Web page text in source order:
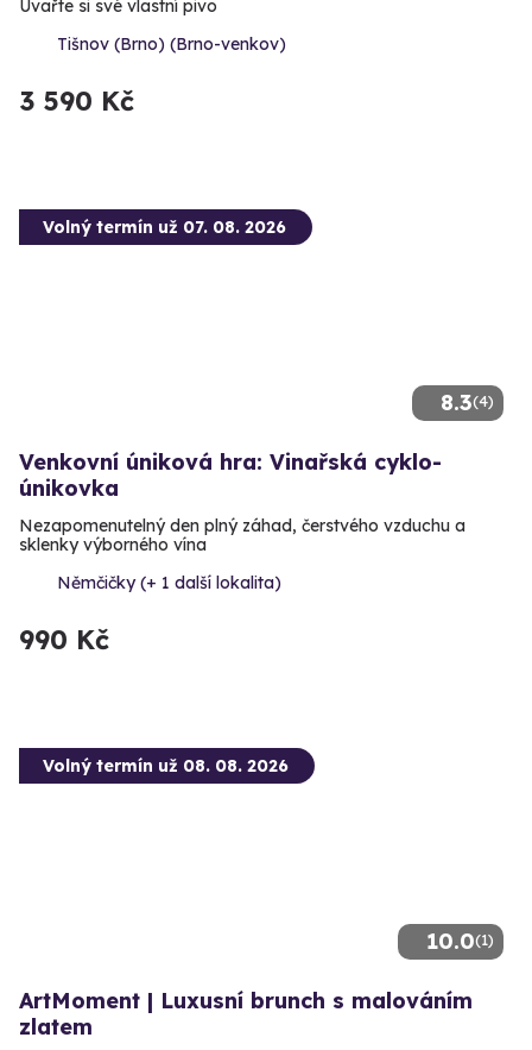
Uvařte si své vlastní pivo
Tišnov (Brno) (Brno-venkov)
3 590 Kč
8.3(4)
Volný termín už 07. 08. 2026
Venkovní úniková hra: Vinařská cyklo-
únikovka
Nezapomenutelný den plný záhad, čerstvého vzduchu a
sklenky výborného vína
Němčičky (+ 1 další lokalita)
990 Kč
10.0(1)
Volný termín už 08. 08. 2026
ArtMoment | Luxusní brunch s malováním
zlatem